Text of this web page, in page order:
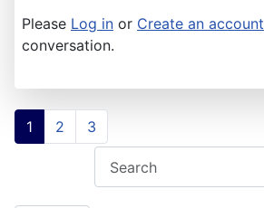
Please Log in or Create an account
conversation.
1 2 3